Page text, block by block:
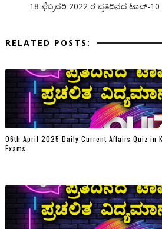
18 ಫೆಬ್ರವರಿ 2022 ರ ಪ್ರತಿದಿನದ ಟಾಪ್-10
RELATED POSTS:
06th April 2025 Daily Current Affairs Quiz in
Exams